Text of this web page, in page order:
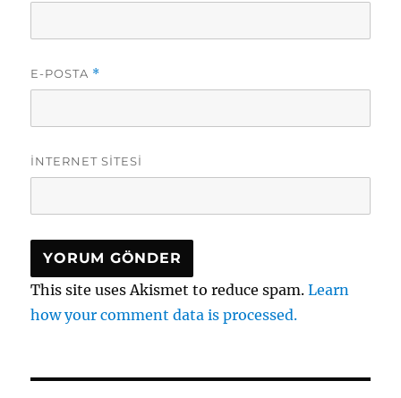
E-POSTA *
İNTERNET SITESI
This site uses Akismet to reduce spam.Learn
how your comment data is processed.